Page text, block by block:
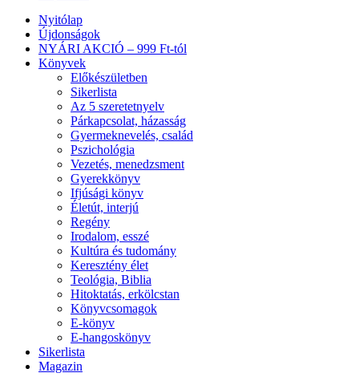
Nyitólap
Újdonságok
NYÁRI AKCIÓ – 999 Ft-tól
Könyvek
Előkészületben
Sikerlista
Az 5 szeretetnyelv
Párkapcsolat, házasság
Gyermeknevelés, család
Pszichológia
Vezetés, menedzsment
Gyerekkönyv
Ifjúsági könyv
Életút, interjú
Regény
Irodalom, esszé
Kultúra és tudomány
Keresztény élet
Teológia, Biblia
Hitoktatás, erkölcstan
Könyvcsomagok
E-könyv
E-hangoskönyv
Sikerlista
Magazin